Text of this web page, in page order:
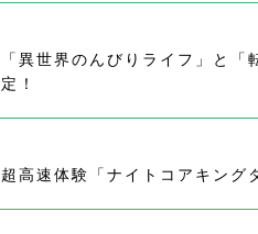
「異世界のんびりライフ」と
定！
超高速体験「ナイトコアキング